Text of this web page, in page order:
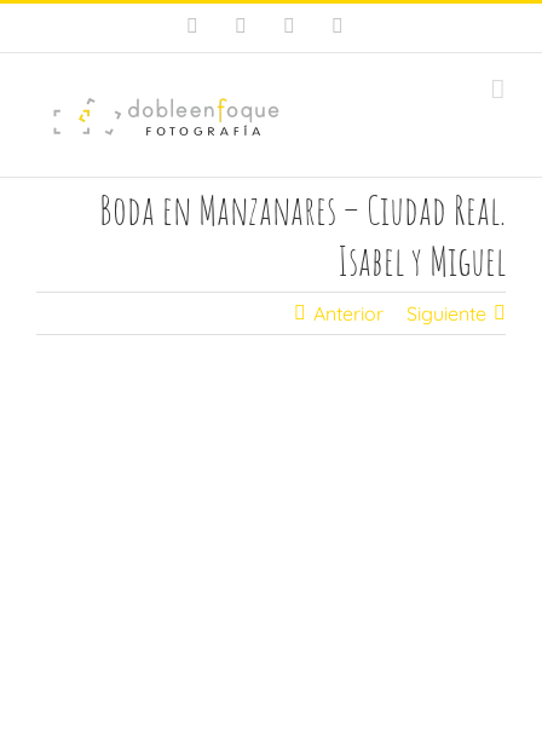
Saltar
contenido
Facebook Instagram
Boda en Manzanares – Ciudad Real.
Isabel y Miguel
Anterior Siguiente